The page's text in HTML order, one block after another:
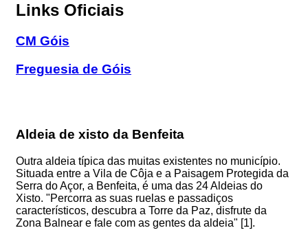
Links Oficiais
CM Góis
Freguesia de Góis
Aldeia de xisto da Benfeita
Outra aldeia típica das muitas existentes no município.
Situada entre a Vila de Côja e a Paisagem Protegida da
Serra do Açor, a Benfeita, é uma das 24 Aldeias do
Xisto. "Percorra as suas ruelas e passadiços
característicos, descubra a Torre da Paz, disfrute da
Zona Balnear e fale com as gentes da aldeia" [1].